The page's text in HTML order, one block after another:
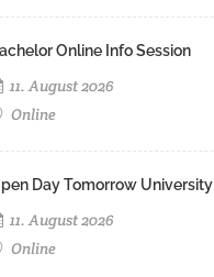
Online Info Session
11. August 2026
Online
Day Tomorrow University
11. August 2026
Online